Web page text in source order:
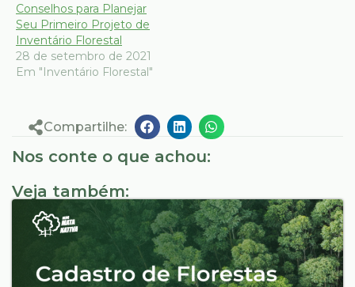
Conselhos para Planejar
Seu Primeiro Projeto de
Inventário Florestal
28 de setembro de 2021
Em "Inventário Florestal"
Compartilhe:
Nos conte o que achou:
Veja também: